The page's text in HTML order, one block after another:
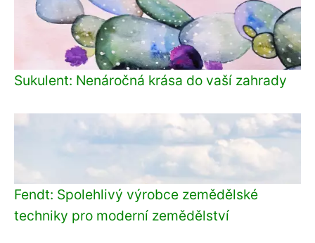
Sukulent: Nenáročná krása do vaší zahrady
Fendt: Spolehlivý výrobce zemědělské
techniky pro moderní zemědělství